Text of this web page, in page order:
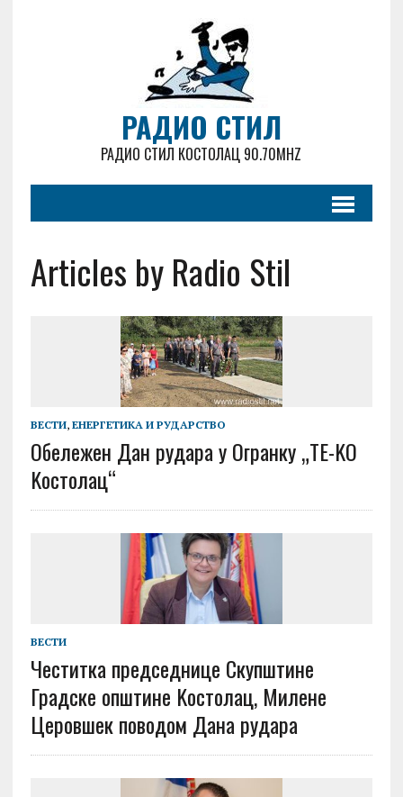
РАДИО СТИЛ
РАДИО СТИЛ КОСТОЛАЦ 90.70MHZ
Articles by Radio Stil
ВЕСТИ, ЕНЕРГЕТИКА И РУДАРСТВО
Обележен Дан рудара у Огранку „ТЕ-KО
Kостолац“
ВЕСТИ
Честитка председнице Скупштине
Градске општине Kостолац, Милене
Церовшек поводом Дана рудара